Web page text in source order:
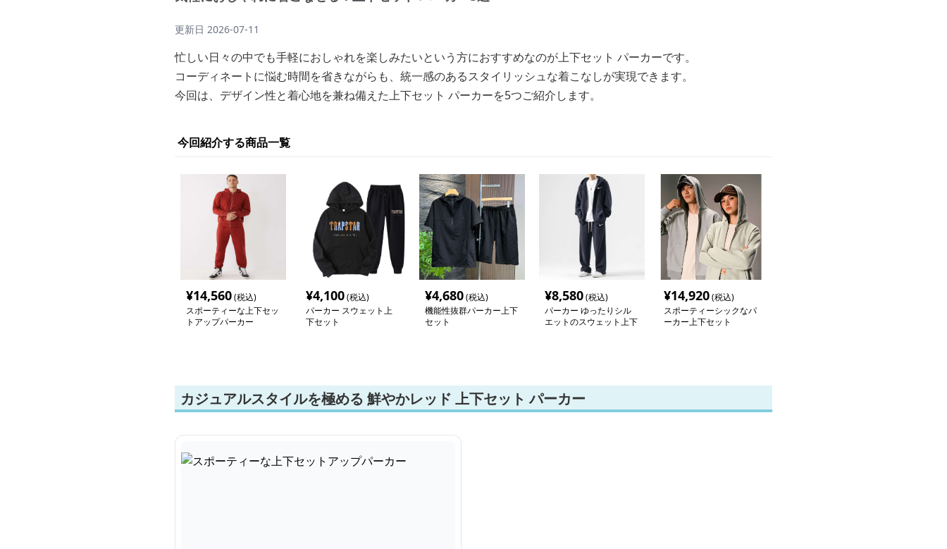
更新日 2026-07-11
忙しい日々の中でも手軽におしゃれを楽しみたいという方におすすめなのが上下セット パーカーです。
コーディネートに悩む時間を省きながらも、統一感のあるスタイリッシュな着こなしが実現できます。
今回は、デザイン性と着心地を兼ね備えた上下セット パーカーを5つご紹介します。
今回紹介する商品一覧
¥14,560(税込)
スポーティーな上下セッ
トアップパーカー
¥4,100(税込)
パーカー スウェット上
下セット
¥4,680(税込)
機能性抜群パーカー上下
セット
¥8,580(税込)
パーカー ゆったりシル
エットのスウェット上下
¥14,920(税込)
スポーティーシックなパ
ーカー上下セット
カジュアルスタイルを極める 鮮やかレッド 上下セット パーカー